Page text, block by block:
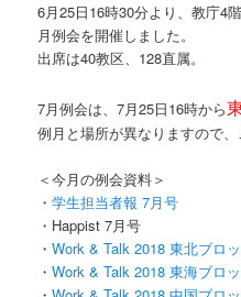
ン
へ
移
動
ツ
移
動
6月25日16時30分より、教庁4
月例会を開催しました。
出席は40教区、128直属。
7月例会は、7月25日16時から
例月と場所が異なりますので、
＜今月の例会資料＞
・学生担当者報 7月号
・Happist 7月号
・Work & Talk 2018 東北ブロ
・Work & Talk 2018 東海ブロ